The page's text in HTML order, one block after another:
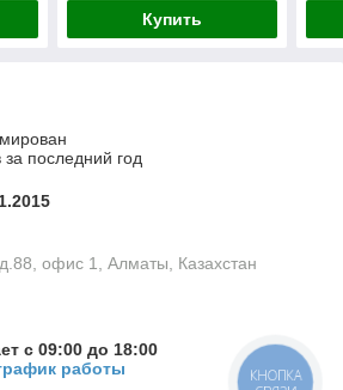
Купить
последний год
офис 1, Алматы, Казахстан
с 09:00 до 18:00
работы
КНОПКА